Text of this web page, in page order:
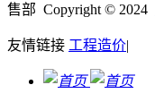
售部 Copyright © 2024
友情链接 工程造价|